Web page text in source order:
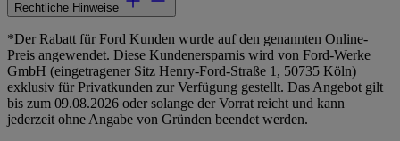
Rechtliche Hinweise
*Der Rabatt für Ford Kunden wurde auf den genannten Online-
Preis angewendet. Diese Kundenersparnis wird von Ford-Werke
GmbH (eingetragener Sitz Henry-Ford-Straße 1, 50735 Köln)
exklusiv für Privatkunden zur Verfügung gestellt. Das Angebot gilt
bis zum 09.08.2026 oder solange der Vorrat reicht und kann
jederzeit ohne Angabe von Gründen beendet werden.